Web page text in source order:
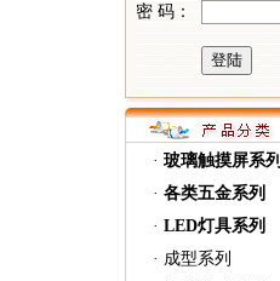
密 码：
· 玻璃触摸屏系列
· 各类五金系列
· LED灯具系列
· 成型系列